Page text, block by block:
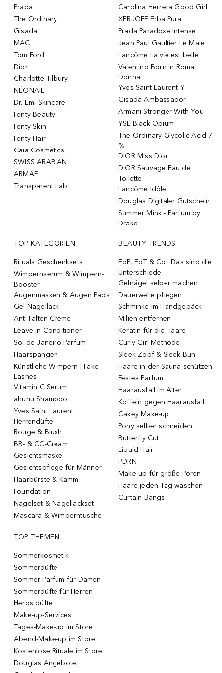
Prada
The Ordinary
Gisada
MAC
Tom Ford
Dior
Charlotte Tilbury
NÉONAIL
Dr. Emi Skincare
Fenty Beauty
Fenty Skin
Fenty Hair
Caia Cosmetics
SWISS ARABIAN
ARMAF
Transparent Lab
Carolina Herrera Good Girl
XERJOFF Erba Pura
Prada Paradoxe Intense
Jean Paul Gaultier Le Male
Lancôme La vie est belle
Valentino Born In Roma
Donna
Yves Saint Laurent Y
Gisada Ambassador
Armani Stronger With You
YSL Black Opium
The Ordinary Glycolic Acid 7
%
DIOR Miss Dior
DIOR Sauvage Eau de
Toilette
Lancôme Idôle
Douglas Digitaler Gutschein
Summer Mink - Parfum by
Drake
TOP KATEGORIEN
Rituals Geschenksets
Wimpernserum & Wimpern-
Booster
Augenmasken & Augen Pads
Gel-Nagellack
Anti-Falten Creme
Leave-in Conditioner
Sol de Janeiro Parfum
Haarspangen
Künstliche Wimpern | Fake
Lashes
Vitamin C Serum
ahuhu Shampoo
Yves Saint Laurent
Herrendüfte
Rouge & Blush
BB- & CC-Cream
Gesichtsmaske
Gesichtspflege für Männer
Haarbürste & Kamm
Foundation
Nagelset & Nagellackset
Mascara & Wimperntusche
BEAUTY TRENDS
EdP, EdT & Co.: Das sind die
Unterschiede
Gelnägel selber machen
Dauerwelle pflegen
Schminke im Handgepäck
Milien entfernen
Keratin für die Haare
Curly Girl Methode
Sleek Zopf & Sleek Bun
Haare in der Sauna schützen
Festes Parfum
Haarausfall im Alter
Koffein gegen Haarausfall
Cakey Make-up
Pony selber schneiden
Butterfly Cut
Liquid Hair
PDRN
Make-up für große Poren
Haare jeden Tag waschen
Curtain Bangs
TOP THEMEN
Sommerkosmetik
Sommerdüfte
Sommer Parfum für Damen
Sommerdüfte für Herren
Herbstdüfte
Make-up-Services
Tages-Make-up im Store
Abend-Make-up im Store
Kostenlose Rituale im Store
Douglas Angebote